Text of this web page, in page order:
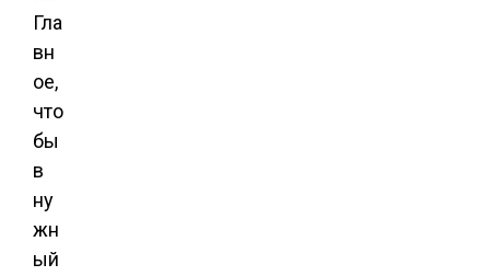
Гла
вн
ое,
что
бы
в
ну
жн
ый